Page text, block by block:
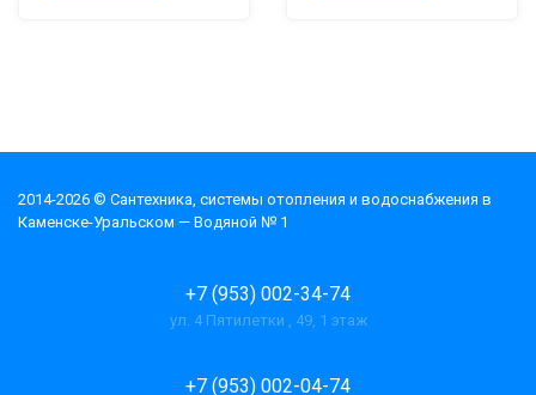
2014-2026 © Cантехника, системы отопления и водоснабжения в
Каменске-Уральском — Водяной № 1
+7 (953) 002-34-74
ул. 4 Пятилетки , 49, 1 этаж
+7 (953) 002-04-74